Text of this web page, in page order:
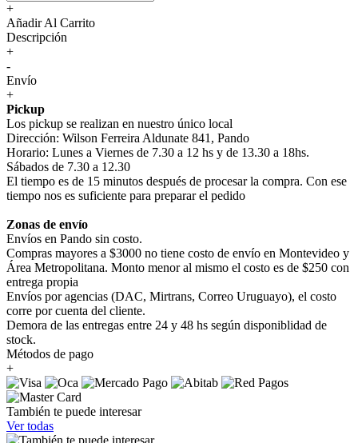
+
Añadir Al Carrito
Descripción
+
-
Envío
+
Pickup
Los pickup se realizan en nuestro único local
Dirección: Wilson Ferreira Aldunate 841, Pando
Horario: Lunes a Viernes de 7.30 a 12 hs y de 13.30 a 18hs.
Sábados de 7.30 a 12.30
El tiempo es de 15 minutos después de procesar la compra. Con ese
tiempo nos es suficiente para preparar el pedido
Zonas de envío
Envíos en Pando sin costo.
Compras mayores a $3000 no tiene costo de envío en Montevideo y
Área Metropolitana. Monto menor al mismo el costo es de $250 con
entrega propia
Envíos por agencias (DAC, Mirtrans, Correo Uruguayo), el costo
corre por cuenta del cliente.
Demora de las entregas entre 24 y 48 hs según disponiblidad de
stock.
Métodos de pago
+
También te puede interesar
Ver todas